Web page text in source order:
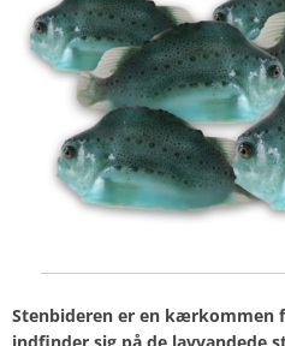
Stenbideren er en kærkommen